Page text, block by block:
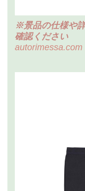
※景品の仕様や
確認ください
autorimessa.com